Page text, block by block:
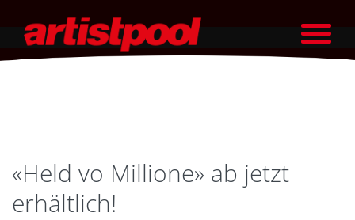
«Held vo Millione» ab jetzt
erhältlich!